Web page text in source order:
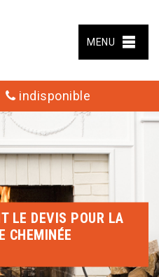
MENU
indisponible
LE DEVIS POUR LA
CHEMINÉE